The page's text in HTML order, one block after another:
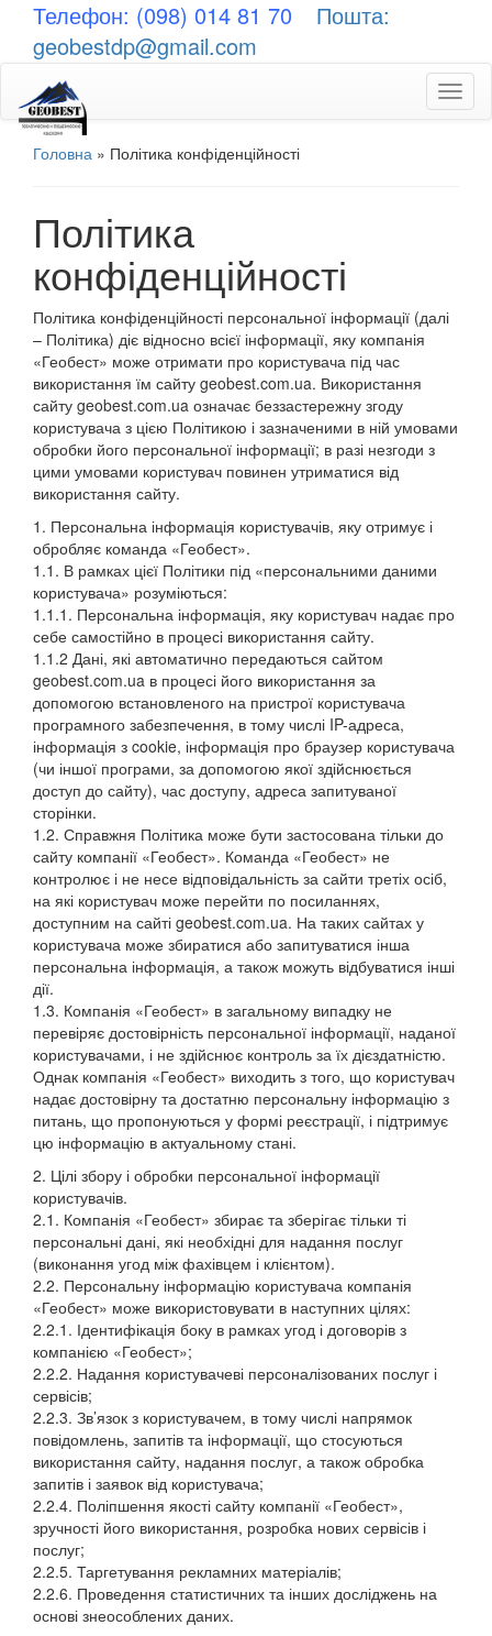
Телефон: (098) 014 81 70
Пошта:
geobestdp@gmail.com
Головна » Політика конфіденційності
Політика
конфіденційності
Політика конфіденційності персональної інформації (далі
– Політика) діє відносно всієї інформації, яку компанія
«Геобест» може отримати про користувача під час
використання їм сайту geobest.com.ua. Використання
сайту geobest.com.ua означає беззастережну згоду
користувача з цією Політикою і зазначеними в ній умовами
обробки його персональної інформації; в разі незгоди з
цими умовами користувач повинен утриматися від
використання сайту.
1. Персональна інформація користувачів, яку отримує і
обробляє команда «Геобест».
1.1. В рамках цієї Політики під «персональними даними
користувача» розуміються:
1.1.1. Персональна інформація, яку користувач надає про
себе самостійно в процесі використання сайту.
1.1.2 Дані, які автоматично передаються сайтом
geobest.com.ua в процесі його використання за
допомогою встановленого на пристрої користувача
програмного забезпечення, в тому числі IP-адреса,
інформація з cookie, інформація про браузер користувача
(чи іншої програми, за допомогою якої здійснюється
доступ до сайту), час доступу, адреса запитуваної
сторінки.
1.2. Справжня Політика може бути застосована тільки до
сайту компанії «Геобест». Команда «Геобест» не
контролює і не несе відповідальність за сайти третіх осіб,
на які користувач може перейти по посиланнях,
доступним на сайті geobest.com.ua. На таких сайтах у
користувача може збиратися або запитуватися інша
персональна інформація, а також можуть відбуватися інші
дії.
1.3. Компанія «Геобест» в загальному випадку не
перевіряє достовірність персональної інформації, наданої
користувачами, і не здійснює контроль за їх дієздатністю.
Однак компанія «Геобест» виходить з того, що користувач
надає достовірну та достатню персональну інформацію з
питань, що пропонуються у формі реєстрації, і підтримує
цю інформацію в актуальному стані.
2. Цілі збору і обробки персональної інформації
користувачів.
2.1. Компанія «Геобест» збирає та зберігає тільки ті
персональні дані, які необхідні для надання послуг
(виконання угод між фахівцем і клієнтом).
2.2. Персональну інформацію користувача компанія
«Геобест» може використовувати в наступних цілях:
2.2.1. Ідентифікація боку в рамках угод і договорів з
компанією «Геобест»;
2.2.2. Надання користувачеві персоналізованих послуг і
сервісів;
2.2.3. Зв’язок з користувачем, в тому числі напрямок
повідомлень, запитів та інформації, що стосуються
використання сайту, надання послуг, а також обробка
запитів і заявок від користувача;
2.2.4. Поліпшення якості сайту компанії «Геобест»,
зручності його використання, розробка нових сервісів і
послуг;
2.2.5. Таргетування рекламних матеріалів;
2.2.6. Проведення статистичних та інших досліджень на
основі знеособлених даних.